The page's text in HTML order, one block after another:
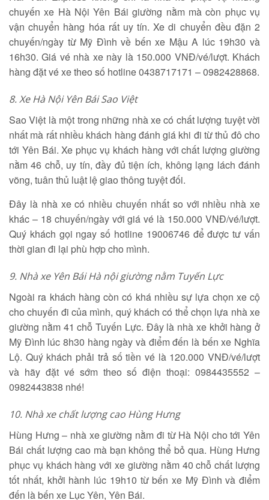
chuyến xe Hà Nội Yên Bái giường nằm mà còn phục vụ
vận chuyển hàng hóa rất uy tín. Xe di chuyển đều đặn 2
chuyến/ngày từ Mỹ Đình về bến xe Mậu A lúc 19h30 và
16h30. Giá vé nhà xe này là 150.000 VNĐ/vé/lượt. Khách
hàng đặt vé xe theo số hotline 0438717171 – 0982428868.
8.Xe Hà Nội Yên Bái Sao Việt
Sao Việt là một trong những nhà xe có chất lượng tuyệt vời
nhất mà rất nhiều khách hàng đánh giá khi đi từ thủ đô cho
tới Yên Bái. Xe phục vụ khách hàng với chất lượng giường
nằm 46 chỗ, uy tín, đầy đủ tiện ích, không lạng lách đánh
võng, tuân thủ luật lệ giao thông tuyệt đối.
Đây là nhà xe có nhiều chuyến nhất so với nhiều nhà xe
khác – 18 chuyến/ngày với giá vé là 150.000 VNĐ/vé/lượt.
Quý khách gọi ngay số hotline 19006746 để được tư vấn
thời gian đi lại phù hợp cho mình.
9. Nhà xe Yên Bái Hà nội giường nằm Tuyến Lực
Ngoài ra khách hàng còn có khá nhiều sự lựa chọn xe cộ
cho chuyến đi của mình, quý khách có thể chọn lựa nhà xe
giường nằm 41 chỗ Tuyến Lực. Đây là nhà xe khởi hàng ở
Mỹ Đình lúc 8h30 hàng ngày và điểm đến là bến xe Nghĩa
Lộ. Quý khách phải trả số tiền vé là 120.000 VNĐ/vé/lượt
và hãy đặt vé sớm theo số điện thoại: 0984435552 –
0982443838 nhé!
10. Nhà xe chất lượng cao Hùng Hưng
Hùng Hưng – nhà xe giường nằm đi từ Hà Nội cho tới Yên
Bái chất lượng cao mà bạn không thể bỏ qua. Hùng Hưng
phục vụ khách hàng với xe giường nằm 40 chỗ chất lượng
tốt nhất, khởi hành lúc 19h10 từ bến xe Mỹ Đình và điểm
đến là bến xe Lục Yên, Yên Bái.